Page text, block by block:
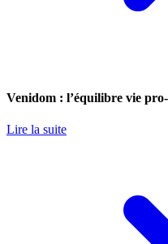
Venidom : l’équilibre vie
Lire la suite